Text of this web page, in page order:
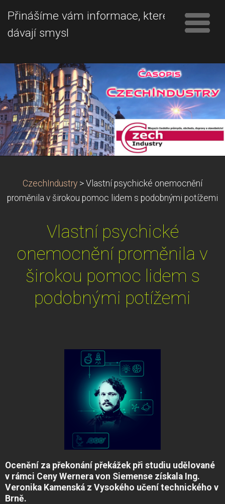
Přinášíme vám informace, které
dávají smysl
CzechIndustry > Vlastní psychické onemocnění
proměnila v širokou pomoc lidem s podobnými potížemi
Vlastní psychické
onemocnění proměnila v
širokou pomoc lidem s
podobnými potížemi
Ocenění za překonání překážek při studiu udělované
v rámci Ceny Wernera von Siemense získala Ing.
Veronika Kamenská z Vysokého učení technického v
Brně.